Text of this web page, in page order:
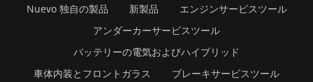
Nuevo 独自の製品 新製品
エンジンサービスツール
アンダーカーサービスツール
バッテリーの電気およびハイブリッド
車体内装とフロントガラス
ブレーキサービスツール